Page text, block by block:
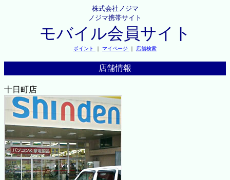
株式会社ノジマ
ノジマ携帯サイト
モバイル会員サイト
ポイント ｜ マイページ ｜ 店舗検索
店舗情報
十日町店